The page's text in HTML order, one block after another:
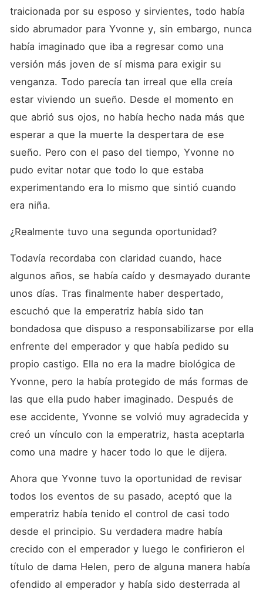
traicionada por su esposo y sirvientes, todo había
sido abrumador para Yvonne y, sin embargo, nunca
había imaginado que iba a regresar como una
versión más joven de sí misma para exigir su
venganza. Todo parecía tan irreal que ella creía
estar viviendo un sueño. Desde el momento en
que abrió sus ojos, no había hecho nada más que
esperar a que la muerte la despertara de ese
sueño. Pero con el paso del tiempo, Yvonne no
pudo evitar notar que todo lo que estaba
experimentando era lo mismo que sintió cuando
era niña.
¿Realmente tuvo una segunda oportunidad?
Todavía recordaba con claridad cuando, hace
algunos años, se había caído y desmayado durante
unos días. Tras finalmente haber despertado,
escuchó que la emperatriz había sido tan
bondadosa que dispuso a responsabilizarse por ella
enfrente del emperador y que había pedido su
propio castigo. Ella no era la madre biológica de
Yvonne, pero la había protegido de más formas de
las que ella pudo haber imaginado. Después de
ese accidente, Yvonne se volvió muy agradecida y
creó un vínculo con la emperatriz, hasta aceptarla
como una madre y hacer todo lo que le dijera.
Ahora que Yvonne tuvo la oportunidad de revisar
todos los eventos de su pasado, aceptó que la
emperatriz había tenido el control de casi todo
desde el principio. Su verdadera madre había
crecido con el emperador y luego le confirieron el
título de dama Helen, pero de alguna manera había
ofendido al emperador y había sido desterrada al